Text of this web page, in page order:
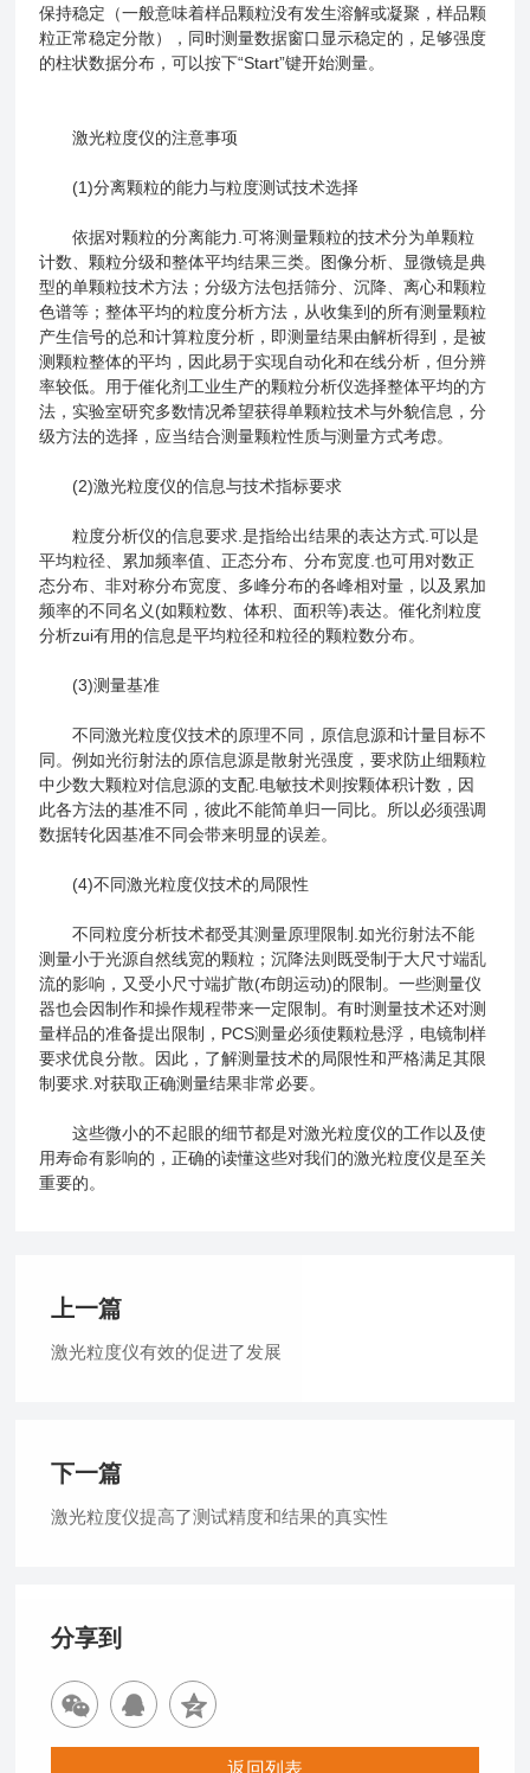
保持稳定（一般意味着样品颗粒没有发生溶解或凝聚，样品颗
粒正常稳定分散），同时测量数据窗口显示稳定的，足够强度
的柱状数据分布，可以按下“Start”键开始测量。
激光粒度仪的注意事项
(1)分离颗粒的能力与粒度测试技术选择
依据对颗粒的分离能力.可将测量颗粒的技术分为单颗粒
计数、颗粒分级和整体平均结果三类。图像分析、显微镜是典
型的单颗粒技术方法；分级方法包括筛分、沉降、离心和颗粒
色谱等；整体平均的粒度分析方法，从收集到的所有测量颗粒
产生信号的总和计算粒度分析，即测量结果由解析得到，是被
测颗粒整体的平均，因此易于实现自动化和在线分析，但分辨
率较低。用于催化剂工业生产的颗粒分析仪选择整体平均的方
法，实验室研究多数情况希望获得单颗粒技术与外貌信息，分
级方法的选择，应当结合测量颗粒性质与测量方式考虑。
(2)激光粒度仪的信息与技术指标要求
粒度分析仪的信息要求.是指给出结果的表达方式.可以是
平均粒径、累加频率值、正态分布、分布宽度.也可用对数正
态分布、非对称分布宽度、多峰分布的各峰相对量，以及累加
频率的不同名义(如颗粒数、体积、面积等)表达。催化剂粒度
分析zui有用的信息是平均粒径和粒径的颗粒数分布。
(3)测量基准
不同激光粒度仪技术的原理不同，原信息源和计量目标不
同。例如光衍射法的原信息源是散射光强度，要求防止细颗粒
中少数大颗粒对信息源的支配.电敏技术则按颗体积计数，因
此各方法的基准不同，彼此不能简单归一同比。所以必须强调
数据转化因基准不同会带来明显的误差。
(4)不同激光粒度仪技术的局限性
不同粒度分析技术都受其测量原理限制.如光衍射法不能
测量小于光源自然线宽的颗粒；沉降法则既受制于大尺寸端乱
流的影响，又受小尺寸端扩散(布朗运动)的限制。一些测量仪
器也会因制作和操作规程带来一定限制。有时测量技术还对测
量样品的准备提出限制，PCS测量必须使颗粒悬浮，电镜制样
要求优良分散。因此，了解测量技术的局限性和严格满足其限
制要求.对获取正确测量结果非常必要。
这些微小的不起眼的细节都是对激光粒度仪的工作以及使
用寿命有影响的，正确的读懂这些对我们的激光粒度仪是至关
重要的。
上一篇
激光粒度仪有效的促进了发展
下一篇
激光粒度仪提高了测试精度和结果的真实性
分享到